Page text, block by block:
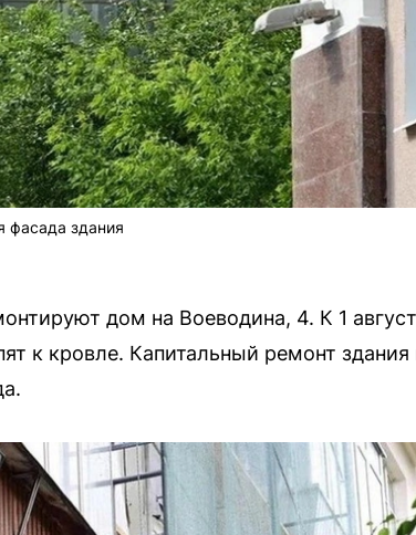
фасада здания
дом на Воеводина, 4. К 1
к кровле. Капитальный ремонт